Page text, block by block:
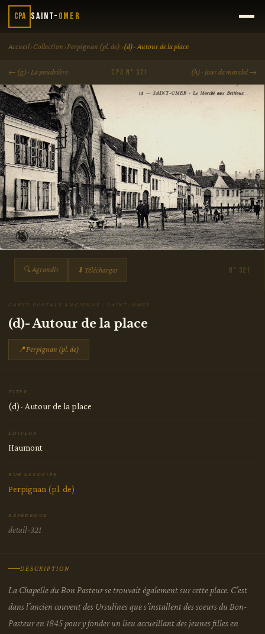
CPA Saint- Omer
Accueil›Collection ›Perpignan (pl. de) ›(d)- Autour de la place
← (g)- La poudrière CPA N° 321 (h)- jour de marché →
🔍 Agrandir ⬇ Télécharger N° 321
CARTE POSTALE ANCIENNE · SAINT-OMER
(d)- Autour de la place
📍Perpignan (pl. de)
TITRE
(d)- Autour de la place
ÉDITEUR
Haumont
RUE ASSOCIÉE
Perpignan (pl. de)
RÉFÉRENCE
detail-321
DESCRIPTION
La Chapelle du Bon Pasteur se trouvait également sur cette place. C'est
dans l'ancien couvent des Ursulines que s'installent des soeurs du Bon-
Pasteur en 1845 pour y fonder un lieu accueillant des jeunes filles en